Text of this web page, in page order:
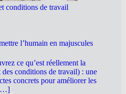
conditions de travail
l’humain en majuscules
ce qu’est réellement la
conditions de travail) : une
concrets pour améliorer les
[…]